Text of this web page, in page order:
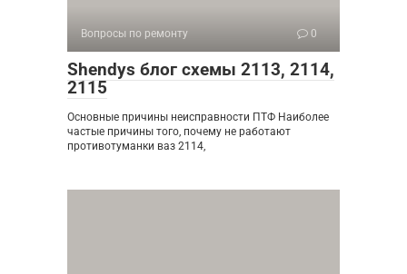
Вопросы по ремонту 0
Shendys блог схемы 2113, 2114,
2115
Основные причины неисправности ПТФ Наиболее
частые причины того, почему не работают
противотуманки ваз 2114,